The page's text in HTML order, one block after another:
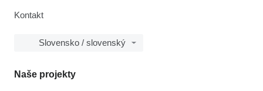
Kontakt
Slovensko / slovenský
Naše projekty